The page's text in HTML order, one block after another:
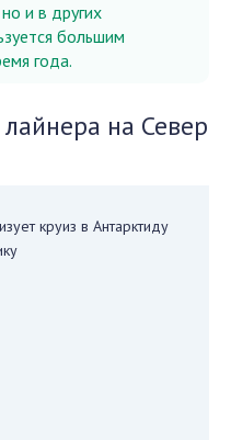
и в других
большим
года.
на Север
круиз в Антарктиду